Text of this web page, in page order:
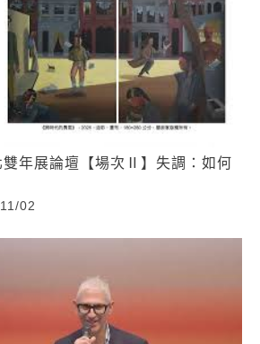
年展論壇【場次Ⅱ】失調：如何
02